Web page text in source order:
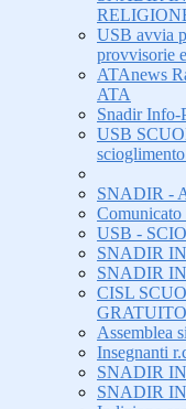
USB avvia
provvisorie
ATAnews
ATA
Snadir Info-
USB
SNADIR -
USB -
SNADIR
SNADIR
CISL
Assemblea
Insegnanti
SNADIR
SNADIR